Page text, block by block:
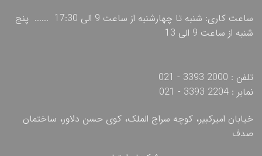
ساعت کاری: شنبه تا چهارشنبه از ساعت 9 الی 17:30 ...... پنج
شنبه از ساعت 9 الی 13
تلفن : 2000 3393 - 021
نمابر : 2204 3393 - 021
خیابان امیرکبیر، کوچه سراج الملک، کوی حسن دلاور، ساختمان
صدف